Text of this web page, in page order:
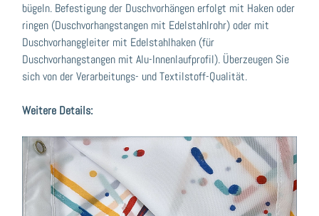
bügeln. Befestigung der Duschvorhängen erfolgt mit Haken oder
ringen (Duschvorhangstangen mit Edelstahlrohr) oder mit
Duschvorhanggleiter mit Edelstahlhaken (für
Duschvorhangstangen mit Alu-Innenlaufprofil). Überzeugen Sie
sich von der Verarbeitungs- und Textilstoff-Qualität.
Weitere Details: